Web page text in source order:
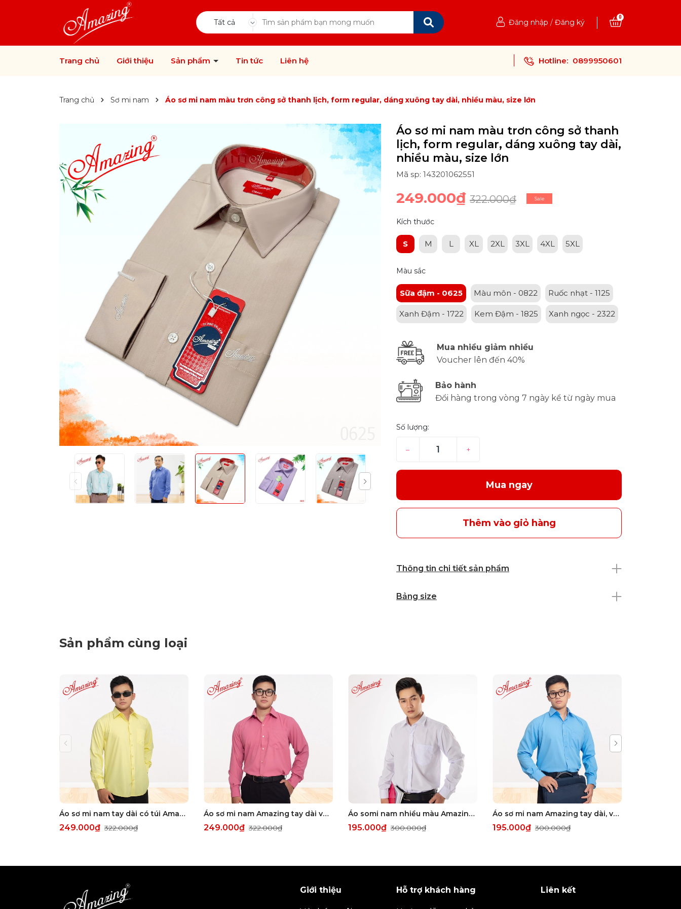
Tất cả Đăng nhập / Đăng ký
0
Trang chủ Giới thiệu Sản phẩm Tin tức Liên hệ Hotline: 0899950601
Trang chủ Sơ mi nam Áo sơ mi nam màu trơn công sở thanh lịch, form regular, dáng xuông tay dài, nhiều màu, size lớn
Áo sơ mi nam màu trơn công sở thanh
lịch, form regular, dáng xuông tay dài,
nhiều màu, size lớn
Mã sp: 143201062551
249.000₫ 322.000₫ Sale
Kích thước
S M L XL 2XL 3XL 4XL 5XL
Màu sắc
Sữa đậm - 0625 Màu môn - 0822 Ruốc nhạt - 1125
Xanh Đậm - 1722 Kem Đậm - 1825 Xanh ngọc - 2322
Mua nhiều giảm nhiều
Voucher lên đến 40%
Bảo hành
Đổi hàng trong vòng 7 ngày kể từ ngày mua
Số lượng:
– +
Mua ngay
Thêm vào giỏ hàng
Thông tin chi tiết sản phẩm
Bảng size
Sản phẩm cùng loại
Áo sơ mi nam tay dài có túi Amazing, form truyền thống, vải sợi tre, size đại tới 110kg, nhiều màu
249.000₫ 322.000₫
Áo sơ mi nam Amazing tay dài vạt bầu, form truyền thống, vải KT sợi tre, size đại tới 110kg, nhiều màu
249.000₫ 322.000₫
Áo somi nam nhiều màu Amazing, tay dài, thời trang công sở cao cấp, form rộng dáng suông, big size
195.000₫ 300.000₫
Áo sơ mi nam Amazing tay dài, vải sợi tre, màu trơn, dáng xuông, tà bầu, size tới 110kg
195.000₫ 300.000₫
Giới thiệu Hỗ trợ khách hàng Liên kết